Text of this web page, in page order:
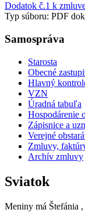
Dodatok č.1 k
Typ súboru: PDF
Samospráva
Starosta
Obecné
Hlavný
VZN
Úradná tabuľa
Hospodárenie
Zápisnice a
Verejné
Zmluvy,
Archív zmluvy
Sviatok
Meniny má Štefánia